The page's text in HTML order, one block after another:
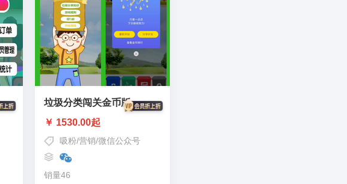
垃圾分类闯关金币版
￥ 1530.00起
吸粉/营销/微信公众号
销量46